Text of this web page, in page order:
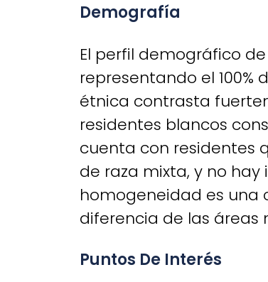
Demografía
El perfil demográfico
representando el 100%
étnica contrasta
residentes blancos
cuenta con residentes
de raza mixta, y no hay
homogeneidad es una
diferencia de las áreas
Puntos De Interés